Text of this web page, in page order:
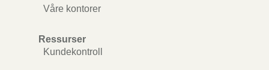
Våre kontorer
Ressurser
Kundekontroll